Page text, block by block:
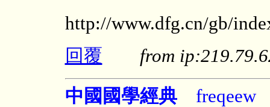
http://www.dfg.cn/gb/
回覆
from
中國國學經典freqeew